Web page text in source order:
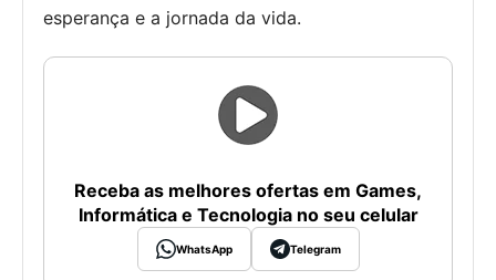
esperança e a jornada da vida.
Receba as melhores ofertas em Games,
Informática e Tecnologia no seu celular
WhatsApp Telegram